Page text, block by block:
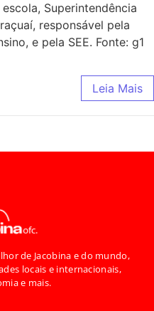
Superintendência
responsável pela
e pela SEE. Fonte: g1
Leia Mais
de Jacobina e do mundo,
locais e internacionais,
e mais.